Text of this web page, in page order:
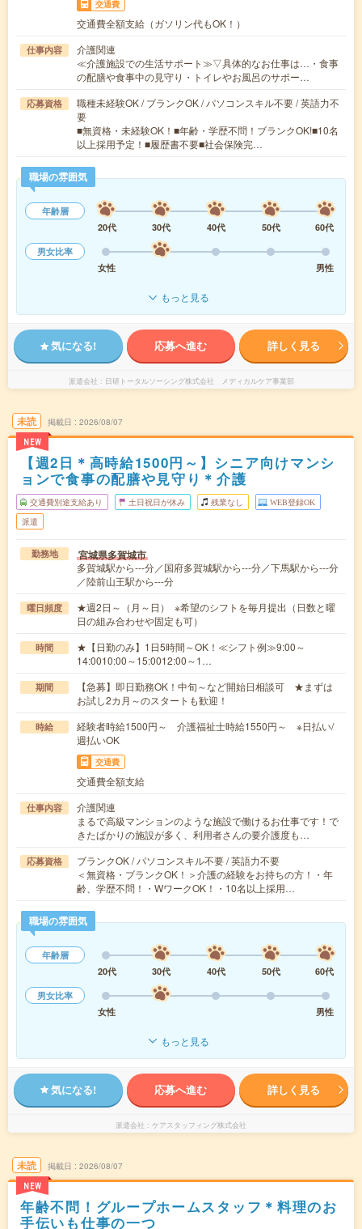
交通費
交通費全額支給（ガソリン代もOK！）
仕事内容
介護関連
≪介護施設での生活サポート≫▽具体的なお仕事は…・食事
の配膳や食事中の見守り・トイレやお風呂のサポー…
応募資格
職種未経験OK / ブランクOK / パソコンスキル不要 / 英語力不
要
■無資格・未経験OK！■年齢・学歴不問！ブランクOK!■10名
以上採用予定！■履歴書不要■社会保険完…
職場の雰囲気
年齢層
20代
30代 40代 50代
60代
男女比率
女性
男性
もっと見る
気になる! 応募へ進む 詳しく見る
派遣会社 日研トータルソーシング株式会社 メディカルケア事業部
未読
NEW
掲載日 2026/08/07
【週2日＊高時給1500円～】シニア向けマンシ
ョンで食事の配膳や見守り＊介護
交通費別途支給あり 土日祝日が休み 残業なし WEB登録OK
派遣
勤務地 宮城県多賀城市
多賀城駅から---分／国府多賀城駅から---分／下馬駅から---分
／陸前山王駅から---分
曜日頻度
★週2日～（月～日） ※希望のシフトを毎月提出（日数と曜
日の組み合わせや固定も可）
時間
★【日勤のみ】1日5時間～OK！≪シフト例≫9:00～
14:0010:00～15:0012:00～1…
期間
【急募】即日勤務OK！中旬～など開始日相談可 ★まずは
お試し2カ月～のスタートも歓迎！
時給
経験者時給1500円～ 介護福祉士時給1550円～ ※日払い/
週払いOK
交通費
交通費全額支給
仕事内容
介護関連
まるで高級マンションのような施設で働けるお仕事です！で
きたばかりの施設が多く、利用者さんの要介護度も…
応募資格
ブランクOK / パソコンスキル不要 / 英語力不要
＜無資格・ブランクOK！＞介護の経験をお持ちの方！・年
齢、学歴不問！・WワークOK！・10名以上採用…
職場の雰囲気
年齢層
20代
30代 40代 50代
60代
男女比率
女性
男性
もっと見る
気になる! 応募へ進む 詳しく見る
派遣会社 ケアスタッフィング株式会社
未読
NEW
掲載日 2026/08/07
年齢不問！グループホームスタッフ＊料理のお
手伝いも仕事の一つ